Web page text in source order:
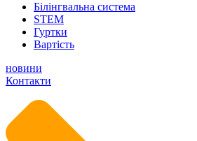
Білінгвальна система
STEM
Гуртки
Вартість
новини
Контакти